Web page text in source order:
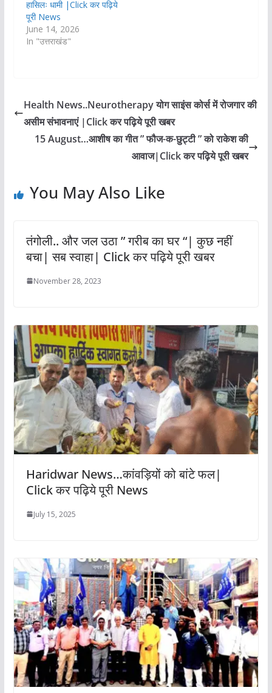
हासिलः धामी |Click कर पढ़िये
पूरी News
June 14, 2026
In "उत्तराखंड"
Health News..Neurotherapy योग साइंस कोर्स में रोजगार की
असीम संभावनाएं |Click कर पढ़िये पूरी खबर
15 August…आशीष का गीत ” फौज-क-छुट्टी ” को राकेश की
आवाज|Click कर पढ़िये पूरी खबर
You May Also Like
तंगोली.. और जल उठा ” गरीब का घर “| कुछ नहीं
बचा| सब स्वाहा| Click कर पढ़िये पूरी खबर
November 28, 2023
Haridwar News…कांवड़ियों को बांटे फल|
Click कर पढ़िये पूरी News
July 15, 2025